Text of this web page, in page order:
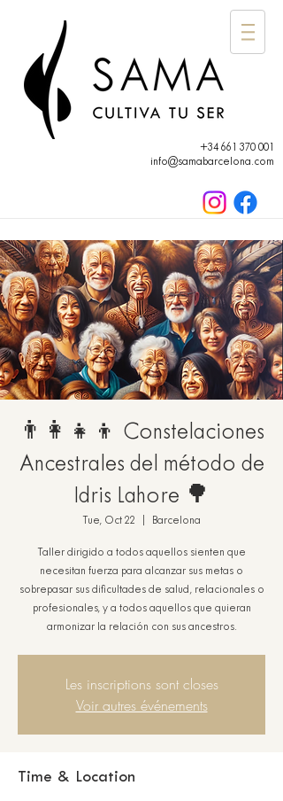
+34 661 370 001
info@samabarcelona.com
👨‍👩‍👧‍👦 Constelaciones
Ancestrales del método de
Idris Lahore 🌳
Tue, Oct 22 Barcelona
Taller dirigido a todos aquellos sienten que
necesitan fuerza para alcanzar sus metas o
sobrepasar sus dificultades de salud, relacionales o
profesionales, y a todos aquellos que quieran
armonizar la relación con sus ancestros.
Les inscriptions sont closes
Voir autres événements
Time & Location